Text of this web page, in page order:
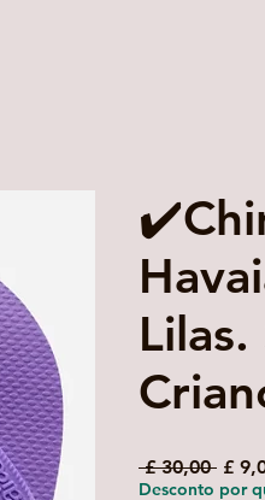
£ 30,00 £
Desconto por